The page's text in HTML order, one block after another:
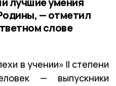
— отметил
слове
в учении» II степени
— выпускники